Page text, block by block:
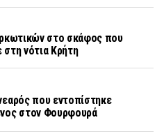
στο σκάφος που
στη νότια Κρήτη
που εντοπίστηκε
στον Φουρφουρά